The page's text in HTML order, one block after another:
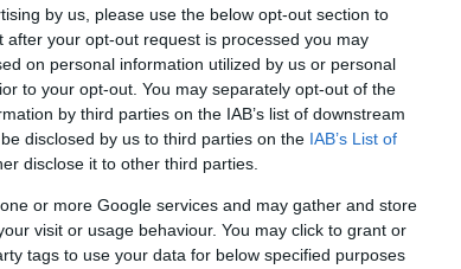
by us, please use the below opt-out section to
your opt-out request is processed you may
on personal information utilized by us or personal
to your opt-out. You may separately opt-out of the
by third parties on the IAB’s list of downstream
disclosed by us to third parties on the IAB’s List of
disclose it to other third parties.
or more Google services and may gather and store
visit or usage behaviour. You may click to grant or
tags to use your data for below specified purposes
del caso e
del ferito non
dell’accaduto .